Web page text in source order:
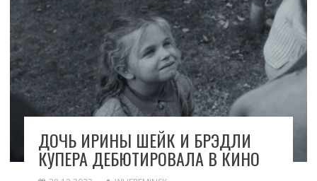
ДОЧЬ ИРИНЫ ШЕЙК И БРЭДЛИ
КУПЕРА ДЕБЮТИРОВАЛА В КИНО